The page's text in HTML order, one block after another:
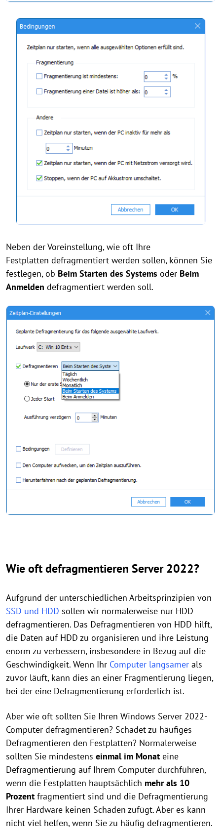
Neben der Voreinstellung, wie oft Ihre
Festplatten defragmentiert werden sollen, können Sie
festlegen, ob Beim Starten des Systems oder Beim
Anmelden defragmentiert werden soll.
Wie oft defragmentieren Server 2022?
Aufgrund der unterschiedlichen Arbeitsprinzipien von
SSD und HDD sollen wir normalerweise nur HDD
defragmentieren. Das Defragmentieren von HDD hilft,
die Daten auf HDD zu organisieren und ihre Leistung
enorm zu verbessern, insbesondere in Bezug auf die
Geschwindigkeit. Wenn Ihr Computer langsamer als
zuvor läuft, kann dies an einer Fragmentierung liegen,
bei der eine Defragmentierung erforderlich ist.
Aber wie oft sollten Sie Ihren Windows Server 2022-
Computer defragmentieren? Schadet zu häufiges
Defragmentieren den Festplatten? Normalerweise
sollten Sie mindestens einmal im Monat eine
Defragmentierung auf Ihrem Computer durchführen,
wenn die Festplatten hauptsächlich mehr als 10
Prozent fragmentiert sind und die Defragmentierung
Ihrer Hardware keinen Schaden zufügt. Aber es kann
nicht viel helfen, wenn Sie zu häufig defragmentieren.